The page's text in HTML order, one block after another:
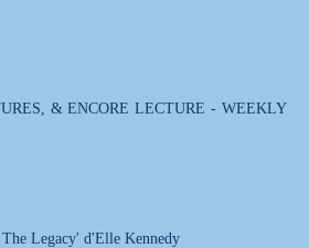
& ENCORE LECTURE - WEEKLY
Legacy' d'Elle Kennedy